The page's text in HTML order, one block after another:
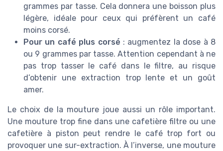
grammes par tasse. Cela donnera une boisson plus
légère, idéale pour ceux qui préfèrent un café
moins corsé.
Pour un café plus corsé : augmentez la dose à 8
ou 9 grammes par tasse. Attention cependant à ne
pas trop tasser le café dans le filtre, au risque
d’obtenir une extraction trop lente et un goût
amer.
Le choix de la mouture joue aussi un rôle important.
Une mouture trop fine dans une cafetière filtre ou une
cafetière à piston peut rendre le café trop fort ou
provoquer une sur-extraction. À l’inverse, une mouture